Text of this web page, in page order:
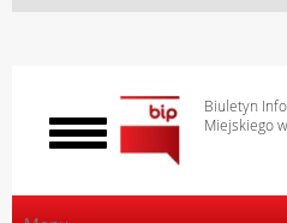
Biuletyn
Miejskiego
Włącz
menu